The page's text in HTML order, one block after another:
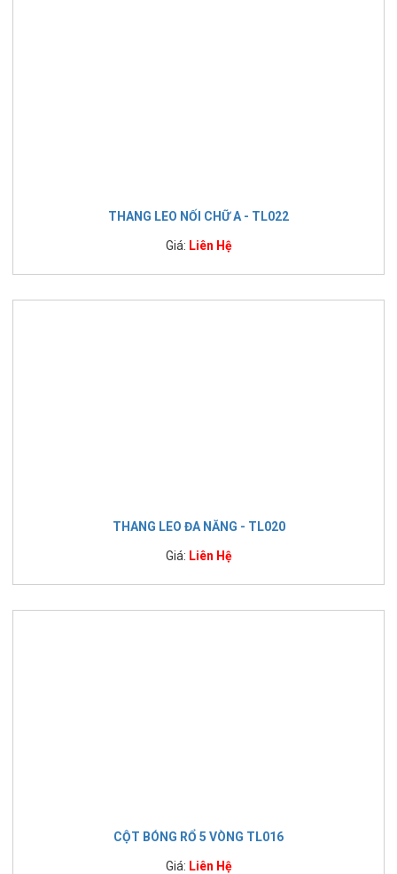
THANG LEO NỐI CHỮ A - TL022
Giá: Liên Hệ
THANG LEO ĐA NĂNG - TL020
Giá: Liên Hệ
CỘT BÓNG RỔ 5 VÒNG TL016
Giá: Liên Hệ